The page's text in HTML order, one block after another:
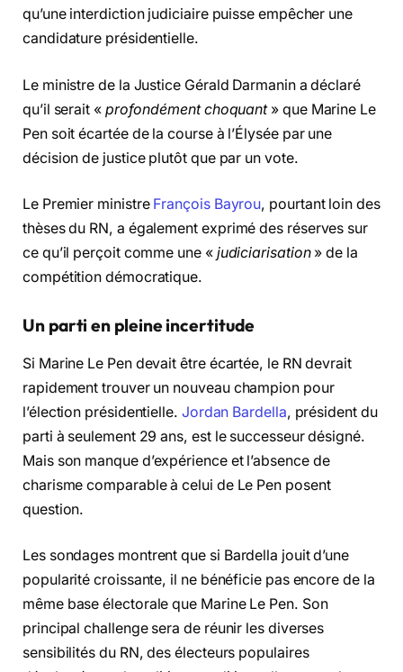
qu’une interdiction judiciaire puisse empêcher une
candidature présidentielle.
Le ministre de la Justice Gérald Darmanin a déclaré
qu’il serait « profondément choquant» que Marine Le
Pen soit écartée de la course à l’Élysée par une
décision de justice plutôt que par un vote.
Le Premier ministre François Bayrou, pourtant loin des
thèses du RN, a également exprimé des réserves sur
ce qu’il perçoit comme une « judiciarisation» de la
compétition démocratique.
Un parti en pleine incertitude
Si Marine Le Pen devait être écartée, le RN devrait
rapidement trouver un nouveau champion pour
l’élection présidentielle. Jordan Bardella, président du
parti à seulement 29 ans, est le successeur désigné.
Mais son manque d’expérience et l’absence de
charisme comparable à celui de Le Pen posent
question.
Les sondages montrent que si Bardella jouit d’une
popularité croissante, il ne bénéficie pas encore de la
même base électorale que Marine Le Pen. Son
principal challenge sera de réunir les diverses
sensibilités du RN, des électeurs populaires